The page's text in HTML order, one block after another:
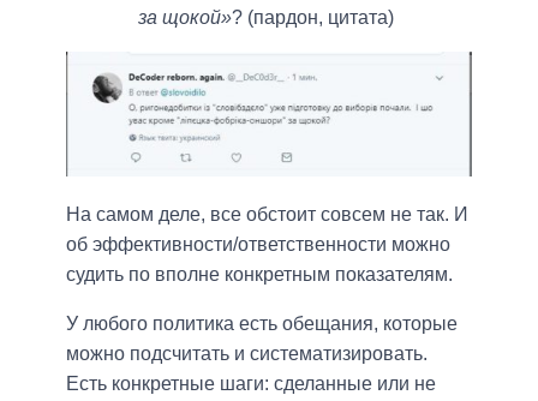
за щокой»? (пардон, цитата)
На самом деле, все обстоит совсем не так. И
об эффективности/ответственности можно
судить по вполне конкретным показателям.
У любого политика есть обещания, которые
можно подсчитать и систематизировать.
Есть конкретные шаги: сделанные или не